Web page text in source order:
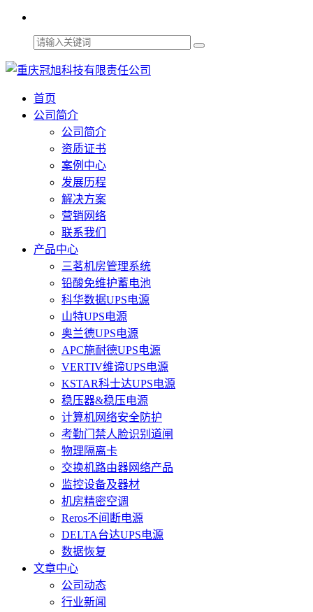
首页
公司简介
公司简介
资质证书
案例中心
发展历程
解决方案
营销网络
联系我们
产品中心
三茗机房管理系统
铅酸免维护蓄电池
科华数据UPS电源
山特UPS电源
奥兰德UPS电源
APC施耐德UPS电源
VERTIV维谛UPS电源
KSTAR科士达UPS电源
稳压器&稳压电源
计算机网络安全防护
考勤门禁人脸识别道闸
物理隔离卡
交换机路由器网络产品
监控设备及器材
机房精密空调
Reros不间断电源
DELTA台达UPS电源
数据恢复
文章中心
公司动态
行业新闻